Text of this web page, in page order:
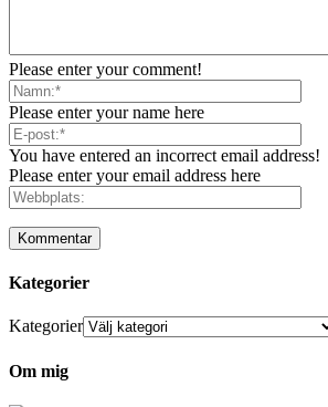
Please enter your comment!
Please enter your name here
You have entered an incorrect email address!
Please enter your email address here
Kategorier
Kategorier
Om mig